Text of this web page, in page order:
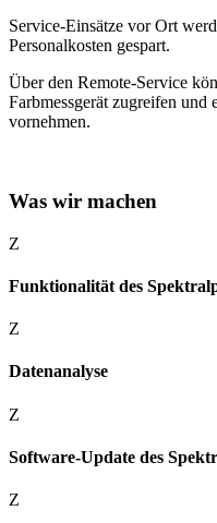
Service-Einsätze vor Ort
Personalkosten gespart.
Über den Remote-Service
Farbmessgerät zugreifen und
vornehmen.
Was wir machen
Z
Funktionalität des
Z
Datenanalyse
Z
Software-Update des
Z